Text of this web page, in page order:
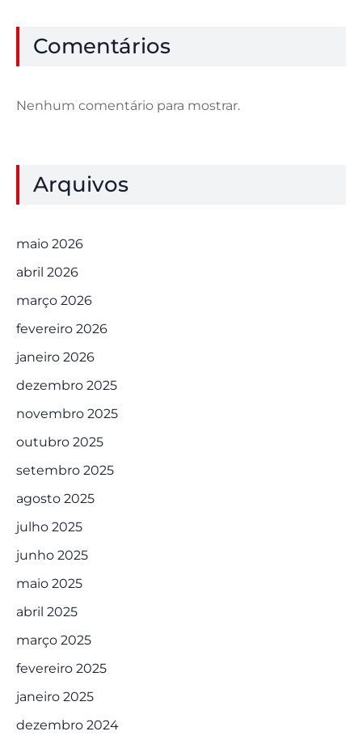
Comentários
Nenhum comentário para mostrar.
Arquivos
maio 2026
abril 2026
março 2026
fevereiro 2026
janeiro 2026
dezembro 2025
novembro 2025
outubro 2025
setembro 2025
agosto 2025
julho 2025
junho 2025
maio 2025
abril 2025
março 2025
fevereiro 2025
janeiro 2025
dezembro 2024